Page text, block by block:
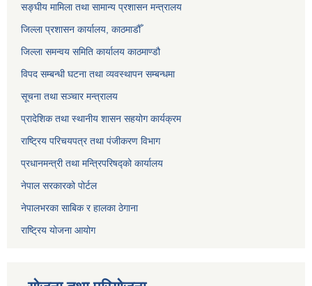
सङ्‍घीय मामिला तथा सामान्य प्रशासन मन्त्रालय
जिल्ला प्रशासन कार्यालय, काठमाडौँ
जिल्ला समन्वय समिति कार्यालय काठमाण्ड‌ौ
विपद सम्बन्धी घटना तथा व्यवस्थापन सम्बन्धमा
सूचना तथा सञ्चार मन्त्रालय
प्रादेशिक तथा स्थानीय शासन सहयोग कार्यक्रम
राष्ट्रिय परिचयपत्र तथा पंजीकरण विभाग
प्रधानमन्त्री तथा मन्त्रिपरिषद्को कार्यालय
नेपाल सरकारको पोर्टल
नेपालभरका साबिक र हालका ठेगाना
राष्ट्रिय योजना आयोग